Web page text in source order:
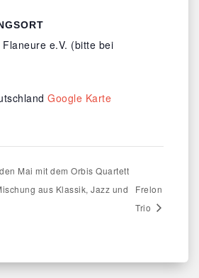
e.V. (bitte bei
Google Karte
Mai mit dem Orbis Quartett
aus Klassik, Jazz und
Frelon
Trio